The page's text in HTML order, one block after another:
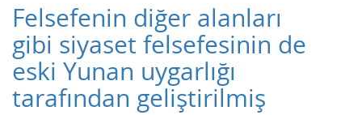
Felsefenin diğer alanları
gibi siyaset felsefesinin de
eski Yunan uygarlığı
tarafından geliştirilmiş